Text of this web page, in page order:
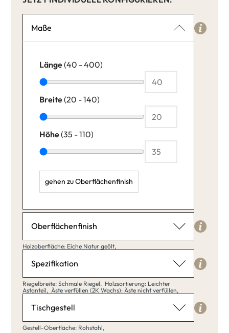
Maße
Länge(40 - 400)
Breite(20 - 140)
Höhe(35 - 110)
gehen zu Oberflächenfinish
Oberflächenfinish
Holzoberfläche
Eiche Natur geölt
Eiche Natur
geölt
matt lackiert
Holzoberfläche: Eiche Natur geölt,
Spezifikation
Riegelbreite
Schmale Riegel
Riegelbreite: Schmale Riegel, Holzsortierung: Leichter
Astanteil,Äste verfüllen (2K Wachs): Äste nicht verfüllen,
Tischgestell
Gestell-Oberfläche
Gestell-Oberfläche: Rohstahl,